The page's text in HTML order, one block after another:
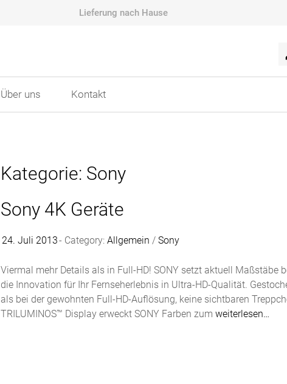
Lieferung nach Hause
Über uns Kontakt
Kategorie: Sony
Sony 4K Geräte
24. Juli 2013 Category: Allgemein / Sony
Viermal mehr Details als in Full-HD! SONY setzt aktuell Maßstäbe
die Innovation für Ihr Fernseherlebnis in Ultra-HD-Qualität.
als bei der gewohnten Full-HD-Auflösung, keine sichtbaren
TRILUMINOS™ Display erweckt SONY Farben zum weiterlesen…